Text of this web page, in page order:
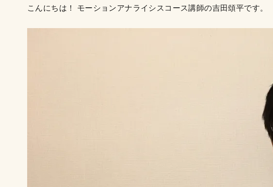
こんにちは！ モーションアナライシスコース講師の吉田頌平です。